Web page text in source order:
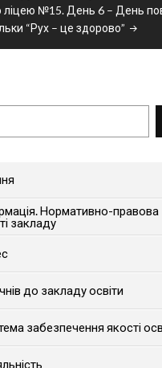
ліцею №15. День 6 – День
“Рух – це здорово”
Нормативно-правова
закладу
до закладу освіти
забезпечення якості